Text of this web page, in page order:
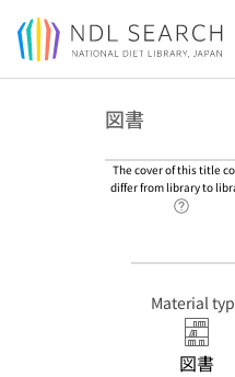
Jump to main content
図書
The cover of this title
differ from library to
Link
Material
図書